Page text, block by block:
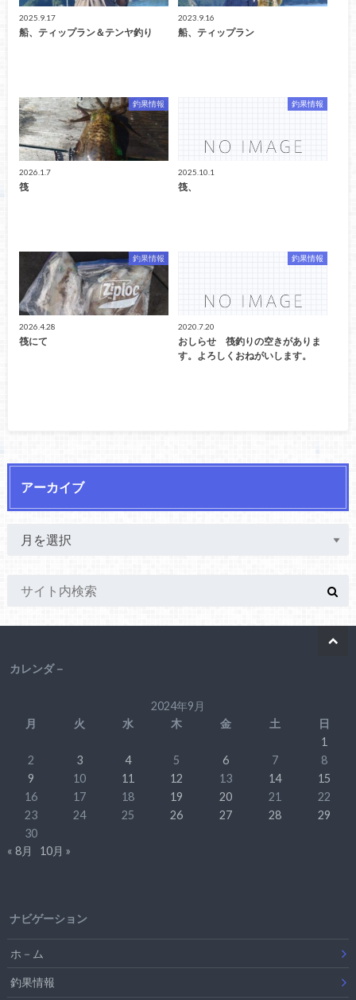
2025.9.17
船、ティップラン＆テンヤ釣り
2023.9.16
船、ティップラン
釣果情報
2026.1.7
筏
釣果情報
2025.10.1
筏、
釣果情報
2026.4.28
筏にて
釣果情報
2020.7.20
おしらせ 筏釣りの空きがありま
す。よろしくおねがいします。
アーカイブ
カレンダ－
2024年9月
月
火 水 木 金 土
日
1
2
3 4 5 6 7
8
9
10 11 12 13 14
15
16
17 18 19 20 21
22
23
24 25 26 27 28
29
30
« 8月
10月 »
ナビゲーション
ホ－ム
釣果情報